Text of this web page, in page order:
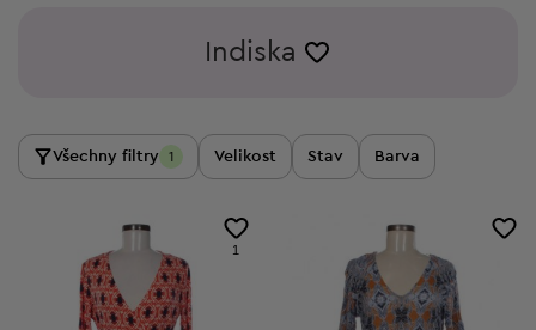
Indiska
Všechny filtry 1 Velikost Stav Barva
1